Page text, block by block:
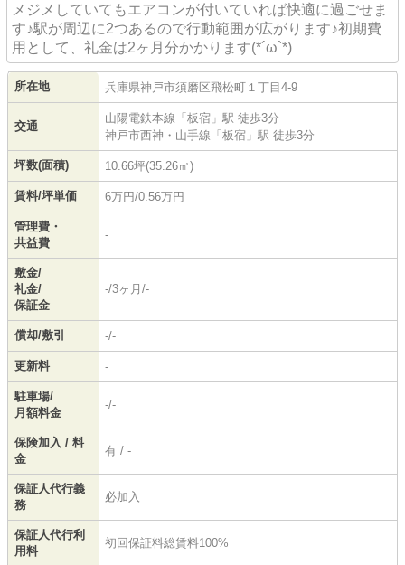
メジメしていてもエアコンが付いていれば快適に過ごせま
す♪駅が周辺に2つあるので行動範囲が広がります♪初期費
用として、礼金は2ヶ月分かかります(*´ω`*)
所在地 兵庫県神戸市須磨区飛松町 １丁目4-9
交通
山陽電鉄本線 「 板宿 」駅 徒歩3分
神戸市西神・山手線 「 板宿 」駅 徒歩3分
坪数(面積) 10.66坪(35.26㎡)
賃料/坪単価 6万円/0.56万円
管理費・
共益費
-
敷金/
礼金/
保証金
-/3ヶ月/-
償却/敷引 -/-
更新料 -
駐車場/
月額料金
-/-
保険加入 / 料
金
有 / -
保証人代行義
務
必加入
保証人代行利
用料
初回保証料総賃料100%